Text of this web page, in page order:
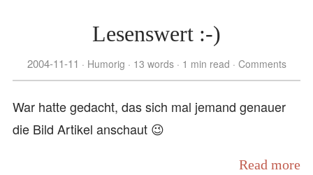
Lesenswert :-)
2004-11-11 Humorig 13 words 1 min read Comments
War hatte gedacht, das sich mal jemand genauer
die Bild Artikel anschaut 😉
Read more